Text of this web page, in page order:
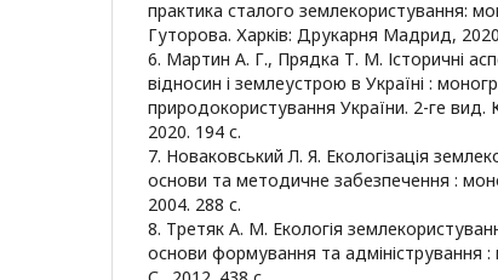
практика сталого землекористування:
Гуторова. Харків: Друкарня Мадрид,
6. Мартин А. Г., Прядка Т. М. Історичні
відносин і землеустрою в Україні :
природокористування України. 2-ге вид.
2020. 194 с.
7. Новаковський Л. Я. Екологізація
основи та методичне забезпечення :
2004. 288 с.
8. Третяк А. М. Екологія
основи формування та адміністрування